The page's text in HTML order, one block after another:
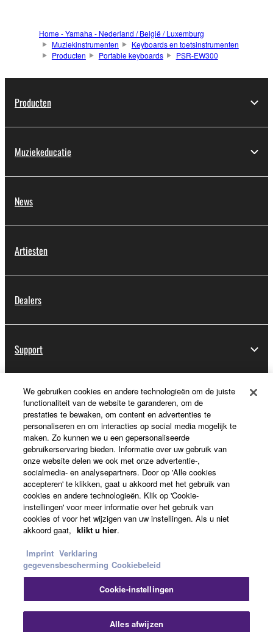
Home - Yamaha - Nederland / België / Luxemburg
Muziekinstrumenten
Keyboards en toetsinstrumenten
Producten
Portable keyboards PSR-EW300
Producten
Muziekeducatie
News
Artiesten
Dealers
Support
Registratie voor Yamaha Music ID
Over Yamaha
Nederland / België / Luxemburg - Dutch
Business
We gebruiken cookies en andere technologieën om de juiste
functionaliteit van de website te garanderen, om de
prestaties te bewaken, om content en advertenties te
personaliseren en om interacties op social media mogelijk te
maken. Zo kunnen we u een gepersonaliseerde
gebruikerservaring bieden. Informatie over uw gebruik van
onze website delen we ook met onze advertentie-,
socialmedia- en analysepartners. Door op 'Alle cookies
accepteren' te klikken, gaat u akkoord met het gebruik van
cookies en andere technologieën. Klik op 'Cookie-
instellingen' voor meer informatie over het gebruik van
cookies of voor het wijzigen van uw instellingen. Als u niet
akkoord gaat, klikt u hier.
Imprint Verklaring
gegevensbescherming Cookiebeleid
Cookie-instellingen
Alles afwijzen